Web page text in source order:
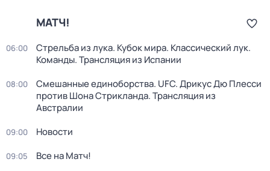
МАТЧ!
06:00
Стрельба из лука. Кубок мира. Классический лук.
Команды. Трансляция из Испании
08:00
Смешанные единоборства. UFC. Дрикус Дю Плесси
против Шона Стрикланда. Трансляция из
Австралии
09:00 Новости
09:05 Все на Матч!